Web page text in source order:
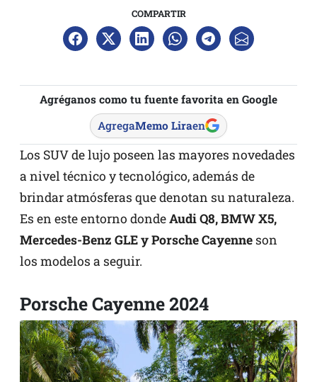
COMPARTIR
Agréganos como tu fuente favorita en Google
AgregaMemo Liraen
Los SUV de lujo poseen las mayores novedades
a nivel técnico y tecnológico, además de
brindar atmósferas que denotan su naturaleza.
Es en este entorno dondeAudi Q8, BMW X5,
Mercedes-Benz GLE y Porsche Cayenne son
los modelos a seguir.
Porsche Cayenne 2024